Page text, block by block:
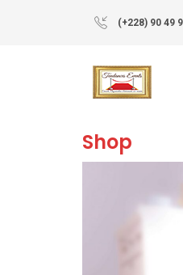
(+228) 90 49
Shop